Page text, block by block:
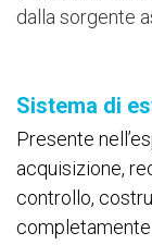
dalla sorgente
Sistema di
Presente
acquisizione,
controllo,